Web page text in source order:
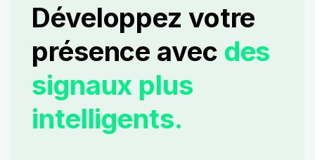
Développez votre
présence avec des
signaux plus
intelligents.